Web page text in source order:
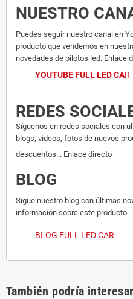
NUESTRO
Puedes seguir nuestro canal en
producto que vendemos en
novedades de pilotos led. Enlace
YOUTUBE FULL LED CAR
REDES
Síguenos en redes sociales con
blogs, videos, fotos de nuevos
descuentos... Enlace directo
BLOG
Sigue nuestro blog con últimas
información sobre este producto.
BLOG FULL LED CAR
También podría